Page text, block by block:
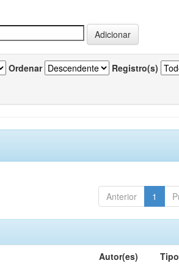
Ordenar Registro(s)
Anterior 1
Autor(es) Tipo